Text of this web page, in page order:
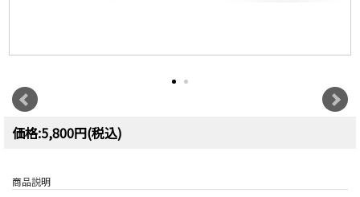
価格:5,800円(税込)
商品説明